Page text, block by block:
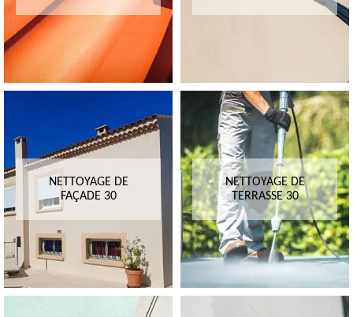
NETTOYAGE DE
FAÇADE 30
NETTOYAGE DE
TERRASSE 30